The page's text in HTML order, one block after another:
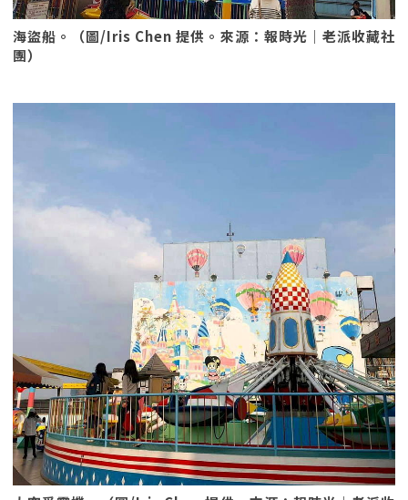
海盜船。（圖/Iris Chen 提供。來源：報時光｜老派收藏社
團）